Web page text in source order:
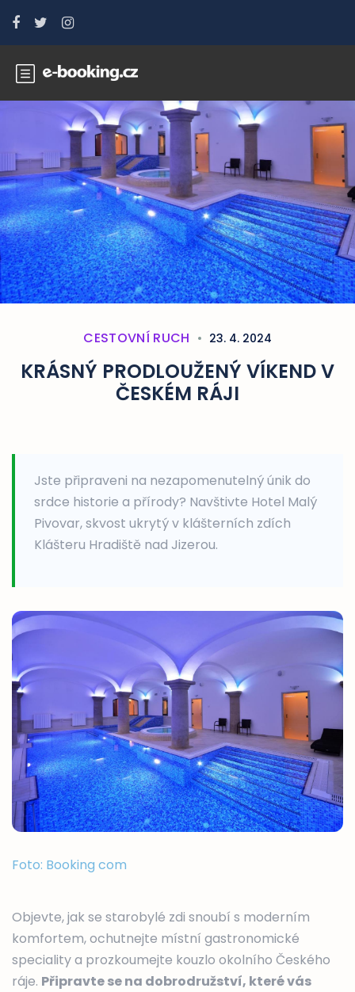
CESTOVNÍ RUCH 23. 4. 2024
KRÁSNÝ PRODLOUŽENÝ VÍKEND V
ČESKÉM RÁJI
Jste připraveni na nezapomenutelný únik do
srdce historie a přírody? Navštivte Hotel Malý
Pivovar, skvost ukrytý v klášterních zdích
Klášteru Hradiště nad Jizerou.
Foto: Booking com
Objevte, jak se starobylé zdi snoubí s moderním
komfortem, ochutnejte místní gastronomické
speciality a prozkoumejte kouzlo okolního Českého
ráje. Připravte se na dobrodružství, které vás